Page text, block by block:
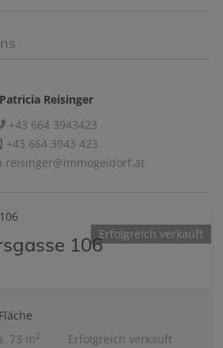
Patricia Reisinger
+43 664 3943423
+43 664 3943 423
Erfolgreich verkauft
106
Fläche
73 m2 Erfolgreich verkauft